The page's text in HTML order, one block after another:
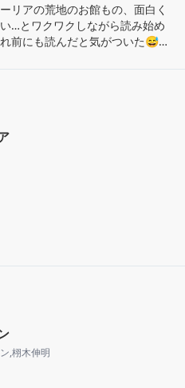
リアの荒地のお館もの、面白く
…とワクワクしながら読み始め
前にも読んだと気がついた😅
ンドではないけど、今読むと主
心打たれます。
,栩木伸明